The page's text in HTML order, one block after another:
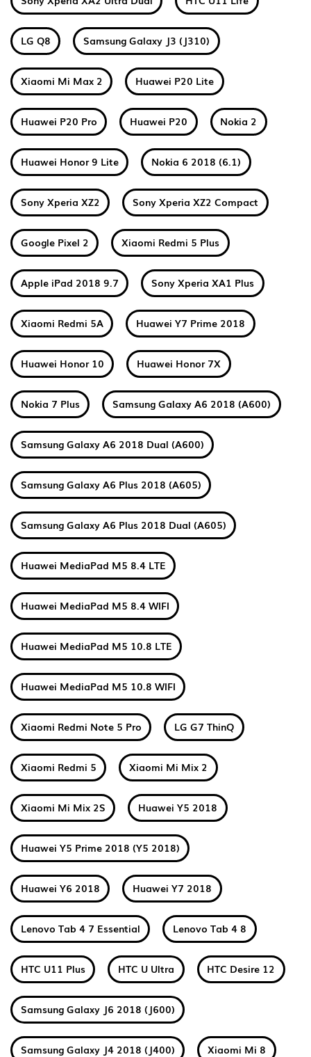
LG Q8 Samsung Galaxy J3 (J310)
Xiaomi Mi Max 2 Huawei P20 Lite
Huawei P20 Pro Huawei P20 Nokia 2
Huawei Honor 9 Lite Nokia 6 2018 (6.1)
Sony Xperia XZ2 Sony Xperia XZ2 Compact
Google Pixel 2 Xiaomi Redmi 5 Plus
Apple iPad 2018 9.7 Sony Xperia XA1 Plus
Xiaomi Redmi 5A Huawei Y7 Prime 2018
Huawei Honor 10 Huawei Honor 7X
Nokia 7 Plus Samsung Galaxy A6 2018 (A600)
Samsung Galaxy A6 2018 Dual (A600)
Samsung Galaxy A6 Plus 2018 (A605)
Samsung Galaxy A6 Plus 2018 Dual (A605)
Huawei MediaPad M5 8.4 LTE
Huawei MediaPad M5 8.4 WIFI
Huawei MediaPad M5 10.8 LTE
Huawei MediaPad M5 10.8 WIFI
Xiaomi Redmi Note 5 Pro LG G7 ThinQ
Xiaomi Redmi 5 Xiaomi Mi Mix 2
Xiaomi Mi Mix 2S Huawei Y5 2018
Huawei Y5 Prime 2018 (Y5 2018)
Huawei Y6 2018 Huawei Y7 2018
Lenovo Tab 4 7 Essential Lenovo Tab 4 8
HTC U11 Plus HTC U Ultra HTC Desire 12
Samsung Galaxy J6 2018 (J600)
Samsung Galaxy J4 2018 (J400) Xiaomi Mi 8